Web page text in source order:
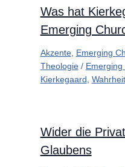
Was hat
Emerging
Akzente, Emerging
Theologie/ Emerging
Kierkegaard Wahrheit
Wider die
Glaubens